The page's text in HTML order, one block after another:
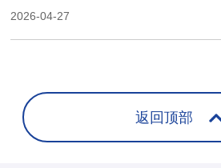
2026-04-27
返回顶部